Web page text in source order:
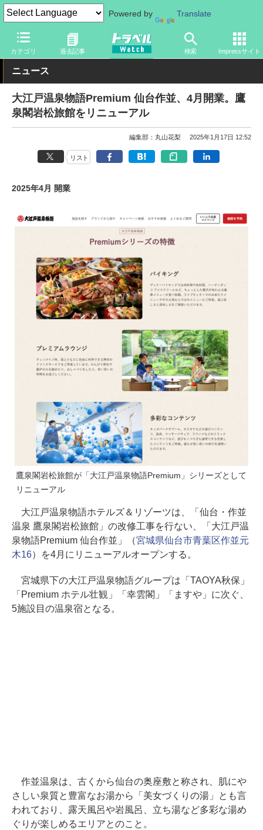
Powered by Translate
カテゴリ 過去記事 検索 Impressサイト
トラベル Watch 旅の情報 ホテル・旅館 宿泊
ニュース
大江戸温泉物語Premium 仙台作並、4月開業。鷹
泉閣岩松旅館をリニューアル
編集部：丸山花梨 2025年1月17日 12:52
リスト
2025年4月 開業
鷹泉閣岩松旅館が「大江戸温泉物語Premium」シリーズとして
リニューアル
大江戸温泉物語ホテルズ＆リゾーツは、「仙台・作並
温泉 鷹泉閣岩松旅館」の改修工事を行ない、「大江戸温
泉物語Premium 仙台作並」（宮城県仙台市青葉区作並元
木16）を4月にリニューアルオープンする。
宮城県下の大江戸温泉物語グループは「TAOYA秋保」
「Premium ホテル壮観」「幸雲閣」「ますや」に次ぐ、
5施設目の温泉宿となる。
作並温泉は、古くから仙台の奥座敷と称され、肌にや
さしい泉質と豊富なお湯から「美女づくりの湯」とも言
われており、露天風呂や岩風呂、立ち湯など多彩な湯め
ぐりが楽しめるエリアとのこと。